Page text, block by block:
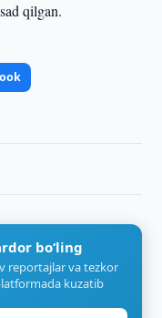
qilgan.
bo‘ling
reportajlar va tezkor
kuzatib